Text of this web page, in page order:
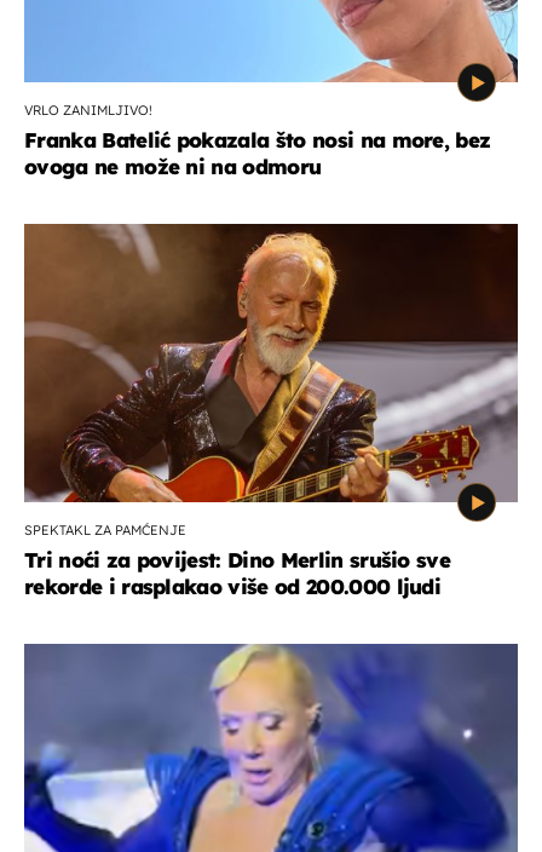
VRLO ZANIMLJIVO!
Franka Batelić pokazala što nosi na more, bez
ovoga ne može ni na odmoru
SPEKTAKL ZA PAMĆENJE
Tri noći za povijest: Dino Merlin srušio sve
rekorde i rasplakao više od 200.000 ljudi